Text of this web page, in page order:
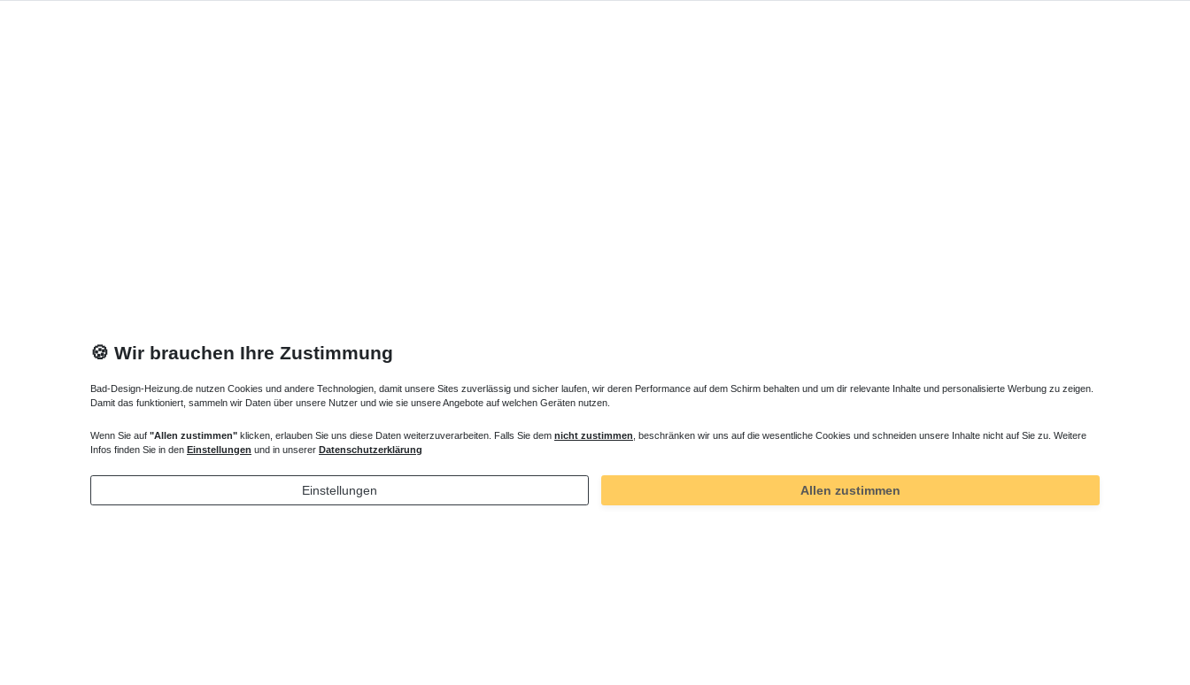
Heizkörper Ventil
135,00 € *
Verlängerter Entlüfter für Heizkörper
43,00 € *
*inkl. ges. MwSt.
Verlängertes Ventil für Heizkörper Konvektor
72,32 € *
🍪 Wir brauchen Ihre Zustimmung
Bad-Design-Heizung.de nutzen Cookies und andere Technologien, damit unsere Sites zuverlässig und sicher laufen, wir deren Performance auf dem Schirm behalten und um dir relevante Inhalte und personalisierte Werbung zu zeigen.
Damit das funktioniert, sammeln wir Daten über unsere Nutzer und wie sie unsere Angebote auf welchen Geräten nutzen.
Wenn Sie auf "Allen zustimmen" klicken, erlauben Sie uns diese Daten weiterzuverarbeiten. Falls Sie dem nicht zustimmen , beschränken wir uns auf die wesentliche Cookies und schneiden unsere Inhalte nicht auf Sie zu. Weitere
Infos finden Sie in den Einstellungen und in unserer Datenschutzerklärung
Einstellungen Allen zustimmen